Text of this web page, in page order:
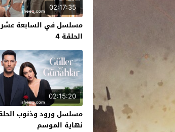
02:17:35
مسلسل في السابعة عشر
الحلقة 4
02:15:20
نهاية الموسم